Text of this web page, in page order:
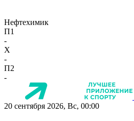
Нефтехимик
П1
-
X
-
П2
-
20 сентября 2026, Вс, 00:00